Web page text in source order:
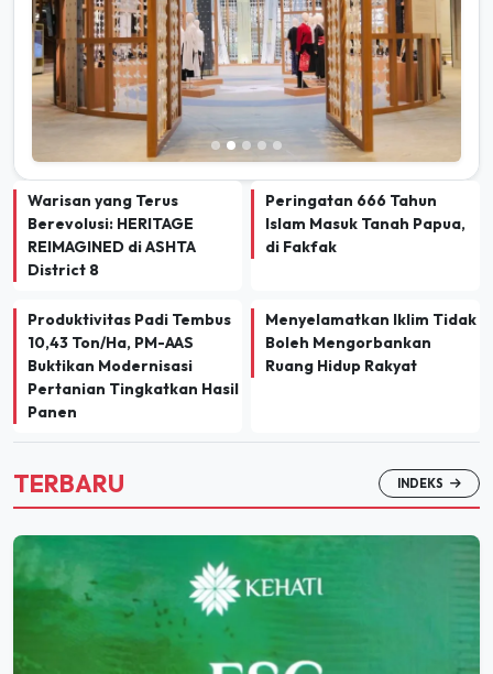
Warisan yang Terus
Berevolusi: HERITAGE
REIMAGINED di ASHTA
District 8
Peringatan 666 Tahun
Islam Masuk Tanah Papua,
di Fakfak
Produktivitas Padi Tembus
Buktikan Modernisasi
Pertanian Tingkatkan Hasil
Panen
Ruang Hidup Rakyat
TERBARU INDEKS